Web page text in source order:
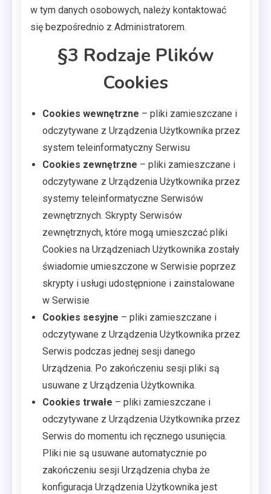
w tym danych osobowych, należy kontaktować
się bezpośrednio z Administratorem.
§3 Rodzaje Plików
Cookies
Cookies wewnętrzne – pliki zamieszczane i
odczytywane z Urządzenia Użytkownika przez
system teleinformatyczny Serwisu
Cookies zewnętrzne – pliki zamieszczane i
odczytywane z Urządzenia Użytkownika przez
systemy teleinformatyczne Serwisów
zewnętrznych. Skrypty Serwisów
zewnętrznych, które mogą umieszczać pliki
Cookies na Urządzeniach Użytkownika zostały
świadomie umieszczone w Serwisie poprzez
skrypty i usługi udostępnione i zainstalowane
w Serwisie
Cookies sesyjne – pliki zamieszczane i
odczytywane z Urządzenia Użytkownika przez
Serwis podczas jednej sesji danego
Urządzenia. Po zakończeniu sesji pliki są
usuwane z Urządzenia Użytkownika.
Cookies trwałe – pliki zamieszczane i
odczytywane z Urządzenia Użytkownika przez
Serwis do momentu ich ręcznego usunięcia.
Pliki nie są usuwane automatycznie po
zakończeniu sesji Urządzenia chyba że
konfiguracja Urządzenia Użytkownika jest